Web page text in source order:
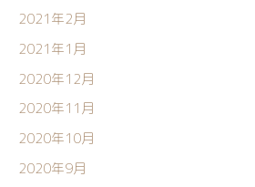
2021年2月
2021年1月
2020年12月
2020年11月
2020年10月
2020年9月